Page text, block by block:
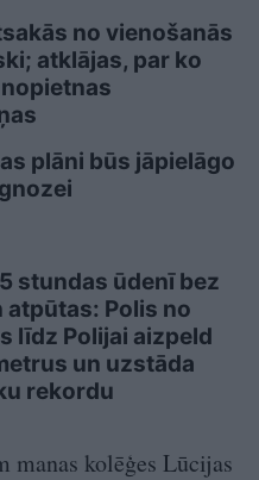
no vienošanās
atklājas, par ko
plāni būs jāpielāgo
stundas ūdenī bez
atpūtas: Polis no
līdz Polijai aizpeld
un uzstāda
rekordu
manas kolēģes Lūcijas